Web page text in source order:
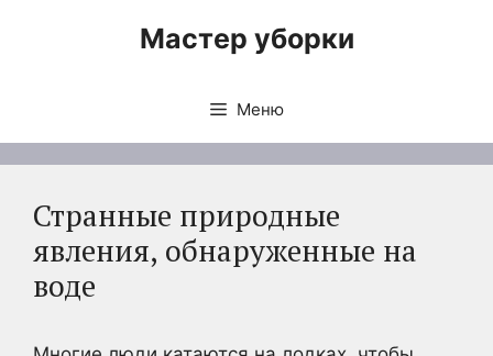
Мастер уборки
Меню
Странные природные
явления, обнаруженные на
воде